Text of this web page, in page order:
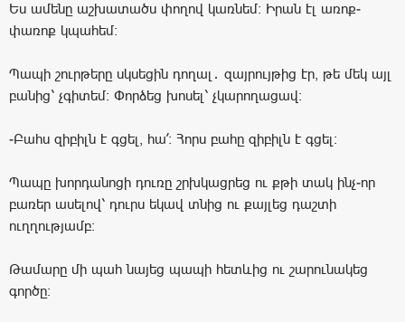
Ես ամենը աշխատածս փողով կառնեմ: Իրան էլ առոք-
փառոք կպահեմ:
Պապի շուրթերը սկսեցին դողալ․ զայրույթից էր, թե մեկ այլ
բանից՝ չգիտեմ։ Փորձեց խոսել՝ չկարողացավ։
-Բահս զիբիլն է գցել, հա՛: Հորս բահը զիբիլն է գցել։
Պապը խորդանոցի դուռը շրխկացրեց ու քթի տակ ինչ-որ
բառեր ասելով՝ դուրս եկավ տնից ու քայլեց դաշտի
ուղղությամբ:
Թամարը մի պահ նայեց պապի հետևից ու շարունակեց
գործը: